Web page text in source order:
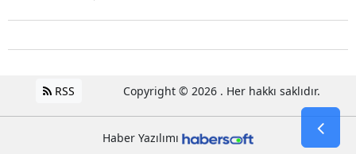
RSS Copyright © 2026 . Her hakkı saklıdır.
Haber Yazılımı